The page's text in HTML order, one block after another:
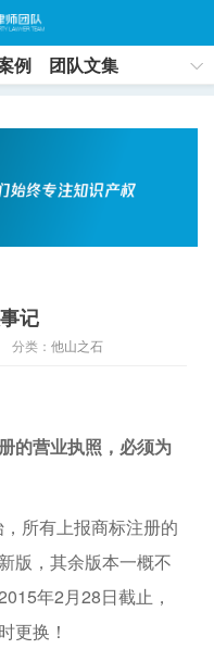
例
团队文集
记
分类： 他山之石
营业执照，必须为
所有上报商标注册的
版，其余版本一概不
年2月28日截止，
更换！